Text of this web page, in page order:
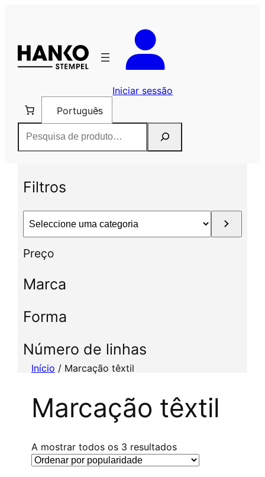
conteúdo
Iniciar sessão
Português
Filtros
e
c
o
e
m
Preço
Marca
Forma
Número de linhas
Início / Marcação têxtil
Marcação têxtil
A mostrar todos os 3 resultadosC